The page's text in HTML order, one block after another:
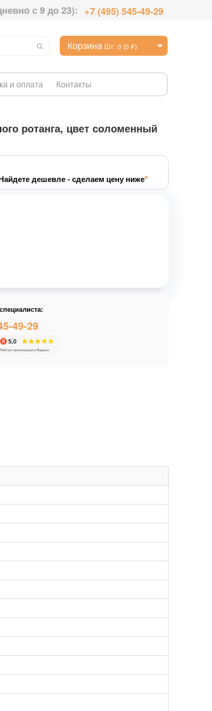
с 9 до 23): +7 (495) 545-49-29
Корзина Шт: 0 (0 ₽)
и оплата Контакты
ротанга, цвет соломенный
дешевле - сделаем цену ниже
49-29